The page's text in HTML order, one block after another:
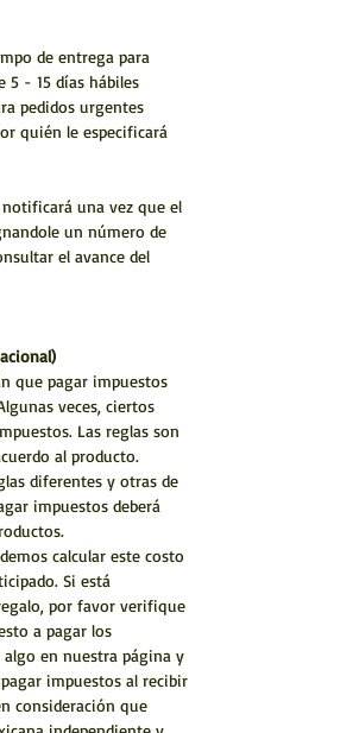
de entrega para
5 - 15 días hábiles
pedidos urgentes
quién le especificará
una vez que el
un número de
el avance del
que pagar impuestos
veces, ciertos
Las reglas son
al producto.
diferentes y otras de
impuestos deberá
calcular este costo
Si está
por favor verifique
a pagar los
en nuestra página y
impuestos al recibir
consideración que